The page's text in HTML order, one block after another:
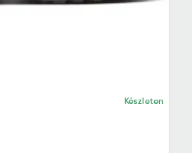
Készleten